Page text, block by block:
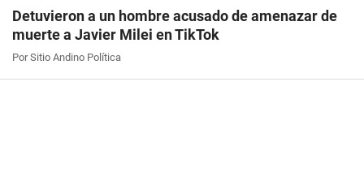
Detuvieron a un hombre acusado de amenazar de
muerte a Javier Milei en TikTok
Por Sitio Andino Política